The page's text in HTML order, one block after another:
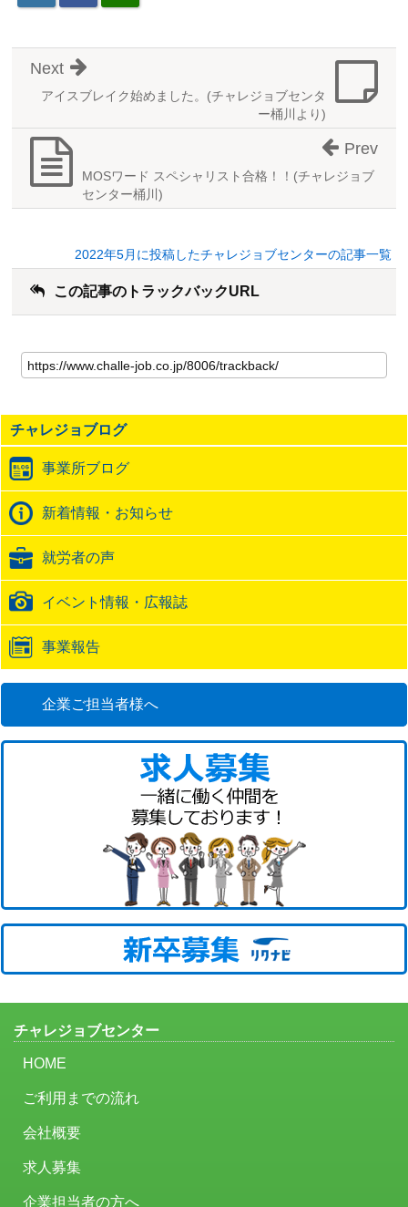
アイスブレイク始めました。(チャレジョブセンタ
ー桶川より)
Next
MOSワード スペシャリスト合格！！(チャレジョブ
センター桶川)
Prev
2022年5月に投稿したチャレジョブセンターの記事一覧
この記事のトラックバックURL
の
記
の
ト
ラ
ッ
ク
バ
ッ
URL
チャレジョブログ
事業所ブログ
新着情報・お知らせ
就労者の声
イベント情報・広報誌
事業報告
企業ご担当者様へ
チャレジョブセンター
HOME
ご利用までの流れ
会社概要
求人募集
企業担当者の方へ